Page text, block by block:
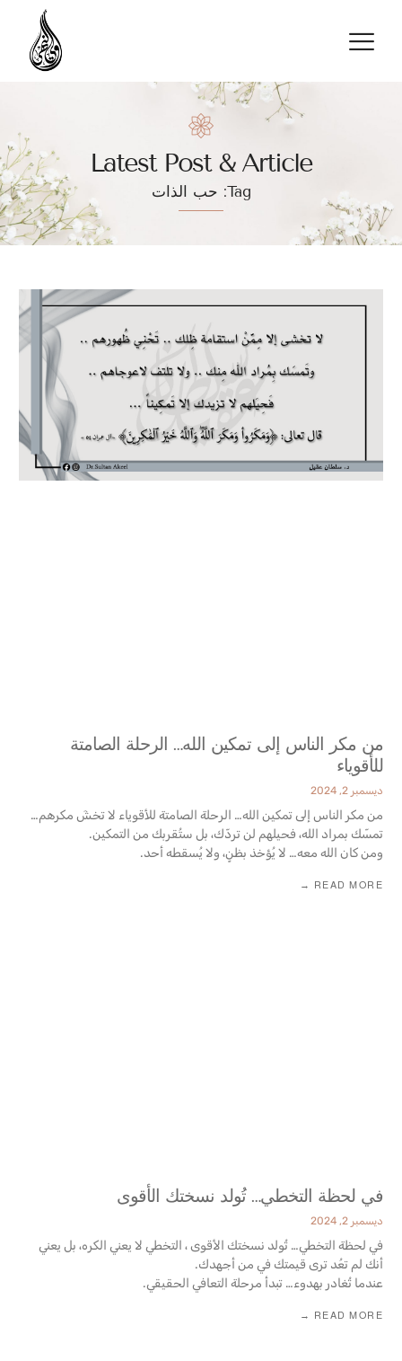
Latest Post & Article
Tag: حب الذات
من مكر الناس إلى تمكين الله… الرحلة الصامتة
للأقوياء
ديسمبر 2, 2024
من مكر الناس إلى تمكين الله… الرحلة الصامتة للأقوياء لا تخشَ مكرهم…
تمسّك بمراد الله، فحيلهم لن تردّك، بل ستُقربك من التمكين.
ومن كان الله معه… لا يُؤخذ بظنٍ، ولا يُسقطه أحد.
READ MORE →
في لحظة التخطي… تُولد نسختك الأقوى
ديسمبر 2, 2024
في لحظة التخطي… تُولد نسختك الأقوى ، التخطي لا يعني الكره، بل يعني
أنك لم تعُد ترى قيمتك في من أجهدك.
عندما تُغادر بهدوء… تبدأ مرحلة التعافي الحقيقي.
READ MORE →